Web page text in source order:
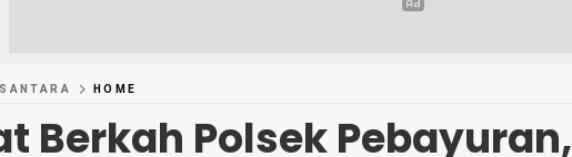
HOME
Berkah Polsek Pebayuran,